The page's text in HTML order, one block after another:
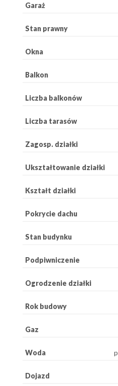
Garaż
Stan prawny
Okna
Balkon
Liczba balkonów
Liczba tarasów
Zagosp. działki
Ukształtowanie działki
Kształt działki
Pokrycie dachu
Stan budynku
Podpiwniczenie
Ogrodzenie działki
Rok budowy
Gaz
Woda
Dojazd